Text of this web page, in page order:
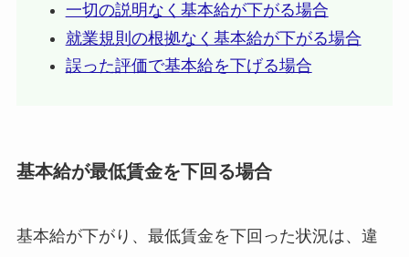
一切の説明なく基本給が下がる場合
就業規則の根拠なく基本給が下がる場合
誤った評価で基本給を下げる場合
基本給が最低賃金を下回る場合
基本給が下がり、最低賃金を下回った状況は、違